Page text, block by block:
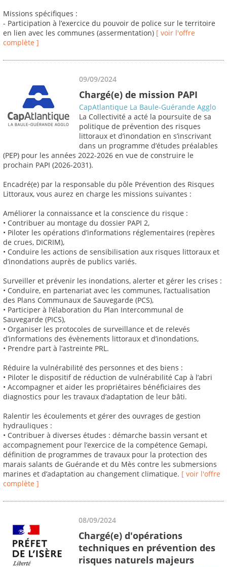
Missions spécifiques :
- Participation à l’exercice du pouvoir de police sur le territoire
en lien avec les communes (assermentation) [ voir l'offre
complète ]
09/09/2024
Chargé(e) de mission PAPI
CapAtlantique La Baule-Guérande Agglo
La Collectivité a acté la poursuite de sa
politique de prévention des risques
littoraux et d’inondation en s’inscrivant
dans un programme d’études préalables
(PEP) pour les années 2022-2026 en vue de construire le
prochain PAPI (2026-2031).
Encadré(e) par la responsable du pôle Prévention des Risques
Littoraux, vous aurez en charge les missions suivantes :
Améliorer la connaissance et la conscience du risque :
• Contribuer au montage du dossier PAPI 2,
• Piloter les opérations d’informations réglementaires (repères
de crues, DICRIM),
• Conduire les actions de sensibilisation aux risques littoraux et
d’inondations auprès de publics variés.
Surveiller et prévenir les inondations, alerter et gérer les crises :
• Conduire, en partenariat avec les communes, l’actualisation
des Plans Communaux de Sauvegarde (PCS),
• Participer à l’élaboration du Plan Intercommunal de
Sauvegarde (PICS),
• Organiser les protocoles de surveillance et de relevés
d’informations des évènements littoraux et d’inondations,
• Prendre part à l’astreinte PRL.
Réduire la vulnérabilité des personnes et des biens :
• Piloter le dispositif de réduction de vulnérabilité Cap à l’abri
• Accompagner et aider les propriétaires bénéficiaires des
diagnostics pour les travaux d’adaptation de leur bâti.
Ralentir les écoulements et gérer des ouvrages de gestion
hydrauliques :
• Contribuer à diverses études : démarche bassin versant et
accompagnement pour l’exercice de la compétence Gemapi,
définition de programmes de travaux pour la protection des
marais salants de Guérande et du Mès contre les submersions
marines et d’adaptation au changement climatique. [ voir l'offre
complète ]
08/09/2024
Chargé(e) d'opérations
techniques en prévention des
risques naturels majeurs